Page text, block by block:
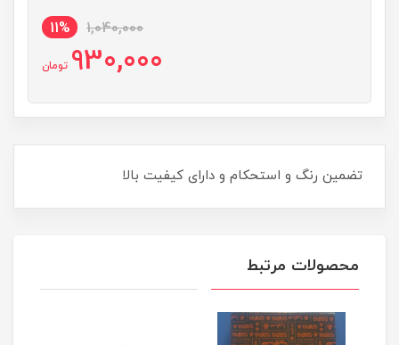
1,040,000
11%
930,000 تومان
تضمین رنگ و استحکام و دارای کیفیت بالا
محصولات مرتبط